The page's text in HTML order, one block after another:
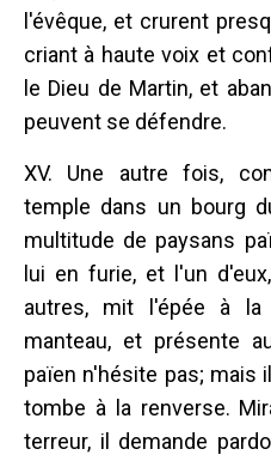
l'évêque, et crurent
criant à haute voix et
le Dieu de Martin, et
peuvent se défendre.
XV. Une autre fois,
temple dans un bourg
multitude de paysans
lui en furie, et l'un
autres, mit l'épée à
manteau, et présente
païen n'hésite pas; mais
tombe à la renverse.
terreur, il demande